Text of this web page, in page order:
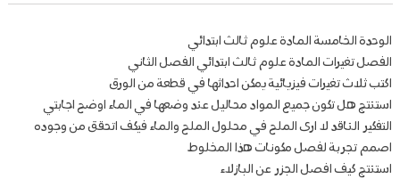
الوحدة الخامسة المادة علوم ثالث ابتدائي
الفصل تغيرات المادة علوم ثالث ابتدائي الفصل الثاني
اكتب ثلاث تغيرات فيزيائية يمكن احداثها في قطعة من الورق
استنتج هل تكون جميع المواد محاليل عند وضعها في الماء اوضح اجابتي
التفكير الناقد لا ارى الملح في محلول الملح والماء فيكف اتحقق من وجوده
اصمم تجربة لفصل مكونات هذا المخلوط
استنتج كيف افصل الجزر عن البازلاء